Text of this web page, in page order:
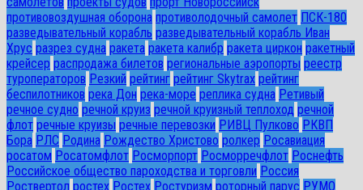
противовоздушная оборона противолодочный самолет ПСК-180
разведывательный корабль разведывательный корабль Иван
Хрус разрез судна ракета ракета калибр ракета циркон ракетный
крейсер распродажа билетов региональные аэропорты реестр
туроператоров Резкий рейтинг рейтинг Skytrax рейтинг
беспилотников река Дон река-море реплика судна Ретивый
речное судно речной круиз речной круизный теплоход речной
флот речные круизы речные перевозки РИВЦ Пулково РКВП
Бора РЛС Родина Рождество Христово ролкер Росавиация
росатом Росатомфлот Росморпорт Росморречфлот Роснефть
Российское общество пароходства и торговли Россия
Роствертол ростех Ростех Ростуризм роторный парус РУМО